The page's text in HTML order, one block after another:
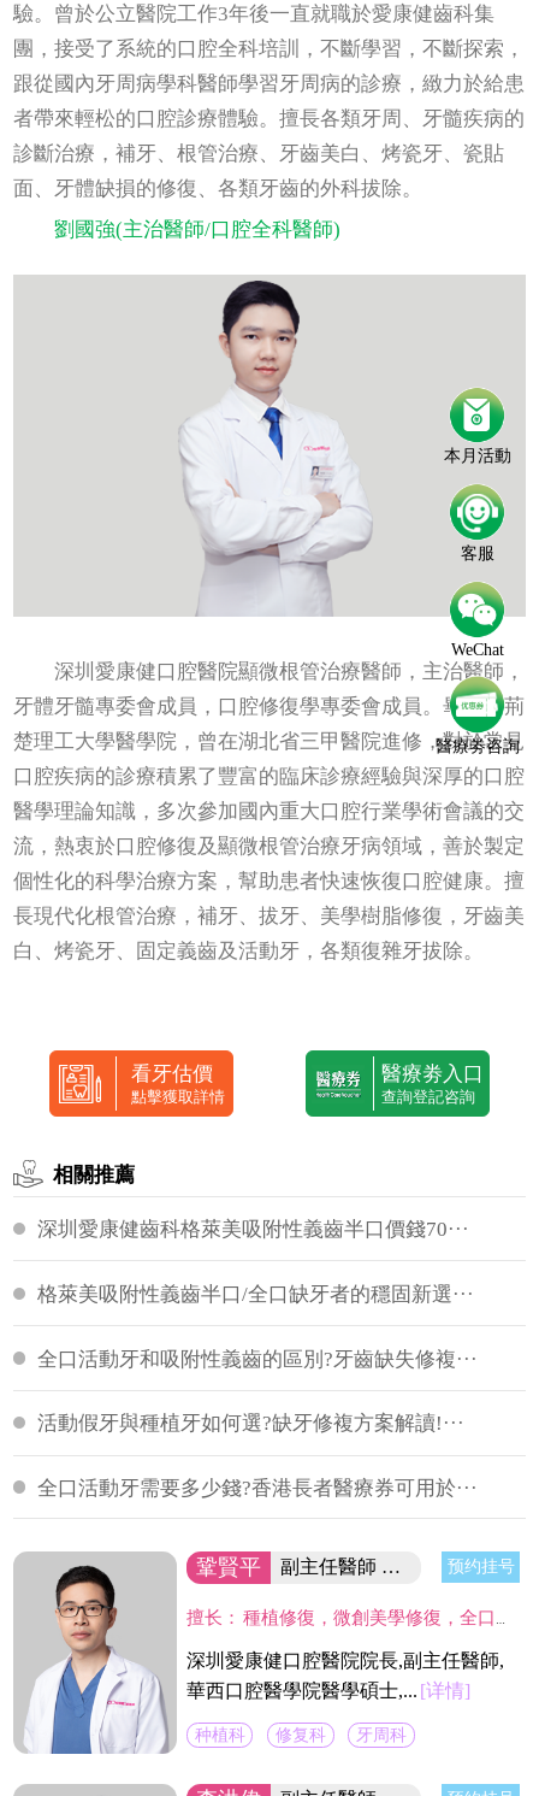
本月活動
客服
WeChat
醫療劵咨詢
驗。曾於公立醫院工作3年後一直就職於愛康健齒科集
團，接受了系統的口腔全科培訓，不斷學習，不斷探索，
跟從國內牙周病學科醫師學習牙周病的診療，緻力於給患
者帶來輕松的口腔診療體驗。擅長各類牙周、牙髓疾病的
診斷治療，補牙、根管治療、牙齒美白、烤瓷牙、瓷貼
面、牙體缺損的修復、各類牙齒的外科拔除。
劉國強(主治醫師/口腔全科醫師)
深圳愛康健口腔醫院顯微根管治療醫師，主治醫師，
牙體牙髓專委會成員，口腔修復學專委會成員。畢業於荊
楚理工大學醫學院，曾在湖北省三甲醫院進修，對於常見
口腔疾病的診療積累了豐富的臨床診療經驗與深厚的口腔
醫學理論知識，多次參加國內重大口腔行業學術會議的交
流，熱衷於口腔修復及顯微根管治療牙病領域，善於製定
個性化的科學治療方案，幫助患者快速恢復口腔健康。擅
長現代化根管治療，補牙、拔牙、美學樹脂修復，牙齒美
白、烤瓷牙、固定義齒及活動牙，各類復雜牙拔除。
看牙估價
點擊獲取詳情
醫療劵入口
查詢登記咨詢
相關推薦
深圳愛康健齒科格萊美吸附性義齒半口價錢70···
格萊美吸附性義齒半口/全口缺牙者的穩固新選···
全口活動牙和吸附性義齒的區別?牙齒缺失修複···
活動假牙與種植牙如何選?缺牙修複方案解讀!···
全口活動牙需要多少錢?香港長者醫療券可用於···
鞏賢平 副主任醫師 醫院院長/碩士 预约挂号
擅长： 種植修復，微創美學修復，全口咬合重建等；熟練應用口腔顯微鏡並在顯微放大設備下進行種植手術、牙周美學手術及各類修復操作。熟練處理牙周病及牙體缺失、四環素、氟斑牙的全口美學修復工作，對於顯微治療有深入研究，具有豐富的口腔全科診療經驗。
深圳愛康健口腔醫院院長,副主任醫師,
華西口腔醫學院醫學碩士,... [详情]
种植科 修复科 牙周科